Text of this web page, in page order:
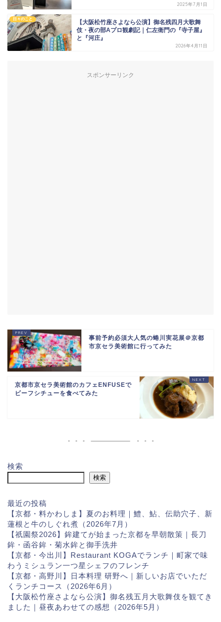
2025年7月1日
日々のこと
【大阪松竹座さよなら公演】御名残四月大歌舞
伎・夜の部Aプロ観劇記｜仁左衛門の『寺子屋』
と『河庄』
2026年4月11日
スポンサーリンク
事前予約必須大人気の蜷川実花展＠京都
市京セラ美術館に行ってみた
京都市京セラ美術館のカフェENFUSEで
ビーフシチューを食べてみた
検索
検索
最近の投稿
【京都・料かわしま】夏のお料理｜鱧、鮎、伝助穴子、新
蓮根と牛のしぐれ煮（2026年7月）
【祇園祭2026】鉾建てが始まった京都を早朝散策｜長刀
鉾・函谷鉾・菊水鉾と御手洗井
【京都・今出川】Restaurant KOGAでランチ｜町家で味
わうミシュラン一つ星シェフのフレンチ
【京都・高野川】日本料理 研野へ｜新しいお店でいただ
くランチコース（2026年6月）
【大阪松竹座さよなら公演】御名残五月大歌舞伎を観てき
ました｜昼夜あわせての感想（2026年5月）